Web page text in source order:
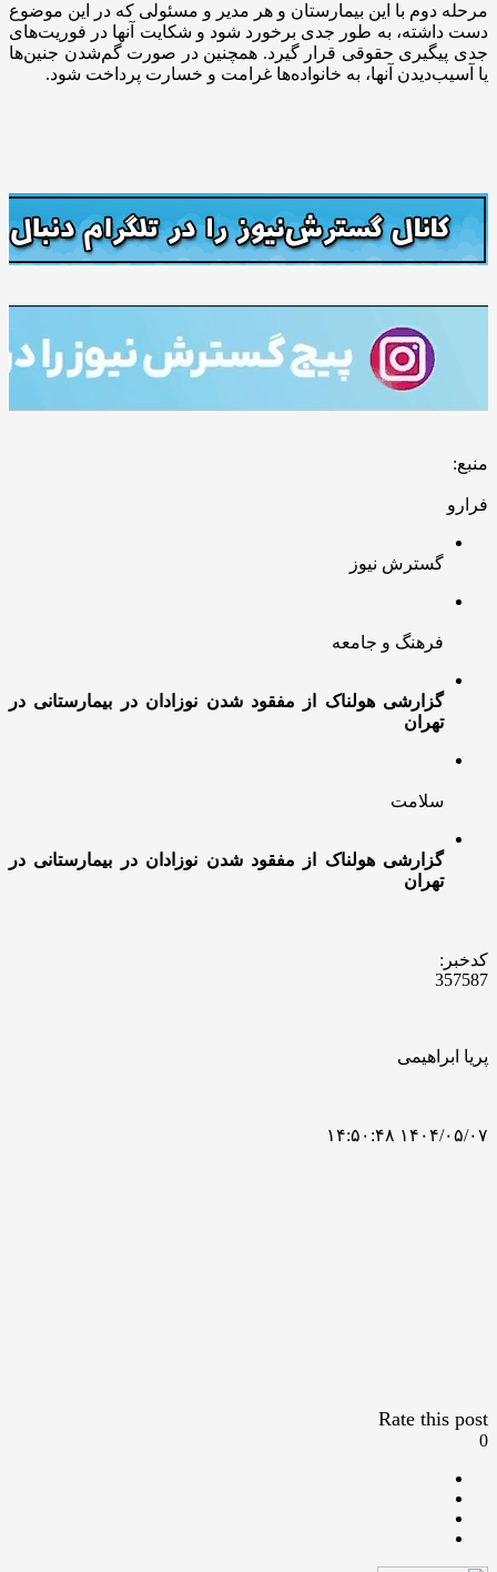
مرحله دوم با این بیمارستان و هر مدیر و مسئولی که در این موضوع
دست داشته، به‌ طور جدی برخورد شود و شکایت آنها در فوریت‌های
جدی پیگیری حقوقی قرار گیرد. همچنین در صورت گم‌شدن جنین‌ها
یا آسیب‌دیدن آنها، به‌‌ خانواده‌ها غرامت و خسارت پرداخت شود.
منبع:
فرارو
گسترش نیوز
فرهنگ و جامعه
گزارشی هولناک از مفقود شدن نوزادان در بیمارستانی در
تهران
سلامت
گزارشی هولناک از مفقود شدن نوزادان در بیمارستانی در
تهران
کدخبر:
357587
پریا ابراهیمی
۱۴۰۴/۰۵/۰۷ ۱۴:۵۰:۴۸
Rate this post
0